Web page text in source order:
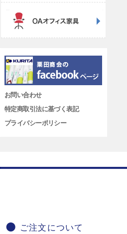
お問い合わせ
特定商取引法に基づく表記
プライバシーポリシー
ご注文について